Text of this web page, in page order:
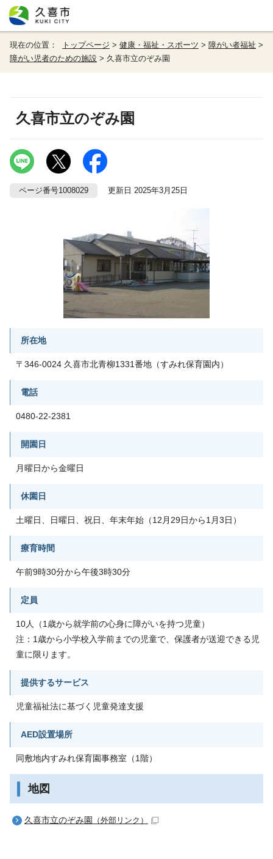
現在の位置： トップページ > 健康・福祉・スポーツ > 障がい者福祉 >
障がい児者のための施設 > 久喜市立のぞみ園
久喜市立のぞみ園
ページ番号1008029 更新日 2025年3月25日
所在地
〒346-0024 久喜市北青柳1331番地（すみれ保育園内）
電話
0480-22-2381
開園日
月曜日から金曜日
休園日
土曜日、日曜日、祝日、年末年始（12月29日から1月3日）
療育時間
午前9時30分から午後3時30分
定員
10人（1歳から就学前の心身に障がいを持つ児童）
注：1歳から小学校入学前までの児童で、保護者が送迎できる児
童に限ります。
提供するサービス
児童福祉法に基づく児童発達支援
AED設置場所
同敷地内すみれ保育園事務室（1階）
地図
久喜市立のぞみ園 （外部リンク）